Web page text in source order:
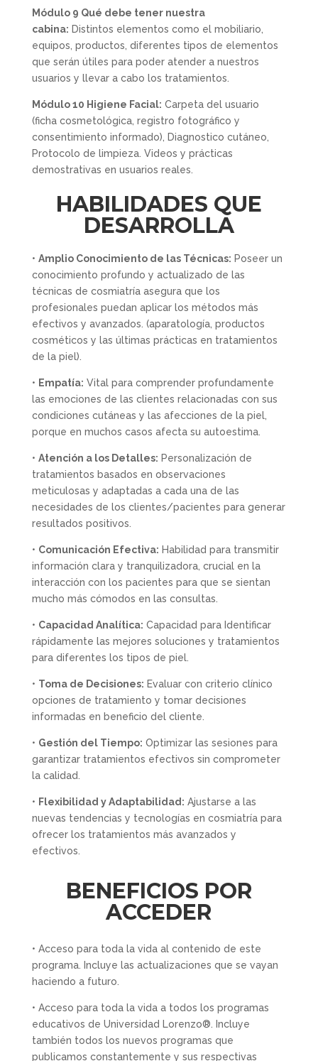
Módulo 9 Qué debe tener nuestra
cabina: Distintos elementos como el mobiliario,
equipos, productos, diferentes tipos de elementos
que serán útiles para poder atender a nuestros
usuarios y llevar a cabo los tratamientos.
Módulo 10 Higiene Facial: Carpeta del usuario
(ficha cosmetológica, registro fotográfico y
consentimiento informado), Diagnostico cutáneo,
Protocolo de limpieza. Videos y prácticas
demostrativas en usuarios reales.
HABILIDADES QUE
DESARROLLA
• Amplio Conocimiento de las Técnicas: Poseer un
conocimiento profundo y actualizado de las
técnicas de cosmiatría asegura que los
profesionales puedan aplicar los métodos más
efectivos y avanzados. (aparatología, productos
cosméticos y las últimas prácticas en tratamientos
de la piel).
• Empatía: Vital para comprender profundamente
las emociones de las clientes relacionadas con sus
condiciones cutáneas y las afecciones de la piel,
porque en muchos casos afecta su autoestima.
• Atención a los Detalles: Personalización de
tratamientos basados en observaciones
meticulosas y adaptadas a cada una de las
necesidades de los clientes/pacientes para generar
resultados positivos.
• Comunicación Efectiva: Habilidad para transmitir
información clara y tranquilizadora, crucial en la
interacción con los pacientes para que se sientan
mucho más cómodos en las consultas.
• Capacidad Analítica: Capacidad para Identificar
rápidamente las mejores soluciones y tratamientos
para diferentes los tipos de piel.
• Toma de Decisiones: Evaluar con criterio clínico
opciones de tratamiento y tomar decisiones
informadas en beneficio del cliente.
• Gestión del Tiempo: Optimizar las sesiones para
garantizar tratamientos efectivos sin comprometer
la calidad.
• Flexibilidad y Adaptabilidad: Ajustarse a las
nuevas tendencias y tecnologías en cosmiatría para
ofrecer los tratamientos más avanzados y
efectivos.
BENEFICIOS POR
ACCEDER
• Acceso para toda la vida al contenido de este
programa. Incluye las actualizaciones que se vayan
haciendo a futuro.
• ​Acceso para toda la vida a todos los programas
educativos de Universidad Lorenzo®. Incluye
también todos los nuevos programas que
publicamos constantemente y sus respectivas